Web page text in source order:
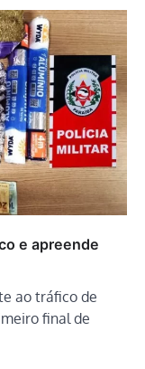
e apreende
ao tráfico de
final de